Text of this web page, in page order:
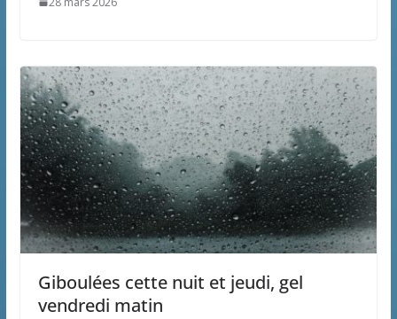
Giboulées cette nuit et jeudi, gel
vendredi matin